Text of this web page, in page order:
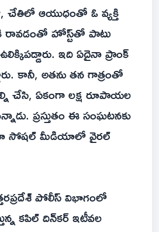
ఆయుధంతో ఓ వ్యక్తి
రావడంతో హోస్ట్‌తో పాటు
ఇది ఏదైనా ప్రాంక్
కానీ, అతను తన గాత్రంతో
చేసి, ఏకంగా లక్ష రూపాయల
ప్రస్తుతం ఈ సంఘటనకు
సోషల్ మీడియాలో వైరల్
పోలీస్ విభాగంలో
కపిల్ దిన్‌కర్ ఇటీవల